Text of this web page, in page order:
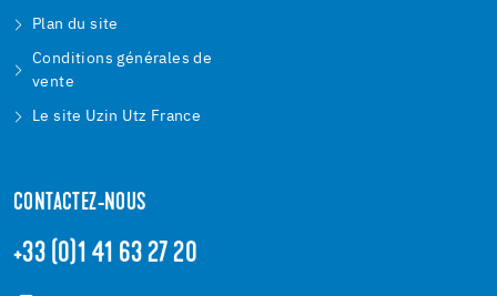
Plan du site
Conditions générales de
vente
Le site Uzin Utz France
CONTACTEZ-NOUS
+33 (0)1 41 63 27 20